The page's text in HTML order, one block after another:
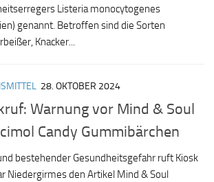
Listeria monocytogenes
genannt. Betroffen sind die Sorten
Knacker...
28. OKTOBER 2024
Warnung vor Mind & Soul
Candy Gummibärchen
bestehender Gesundheitsgefahr ruft Kiosk
Niedergirmes den Artikel Mind & Soul